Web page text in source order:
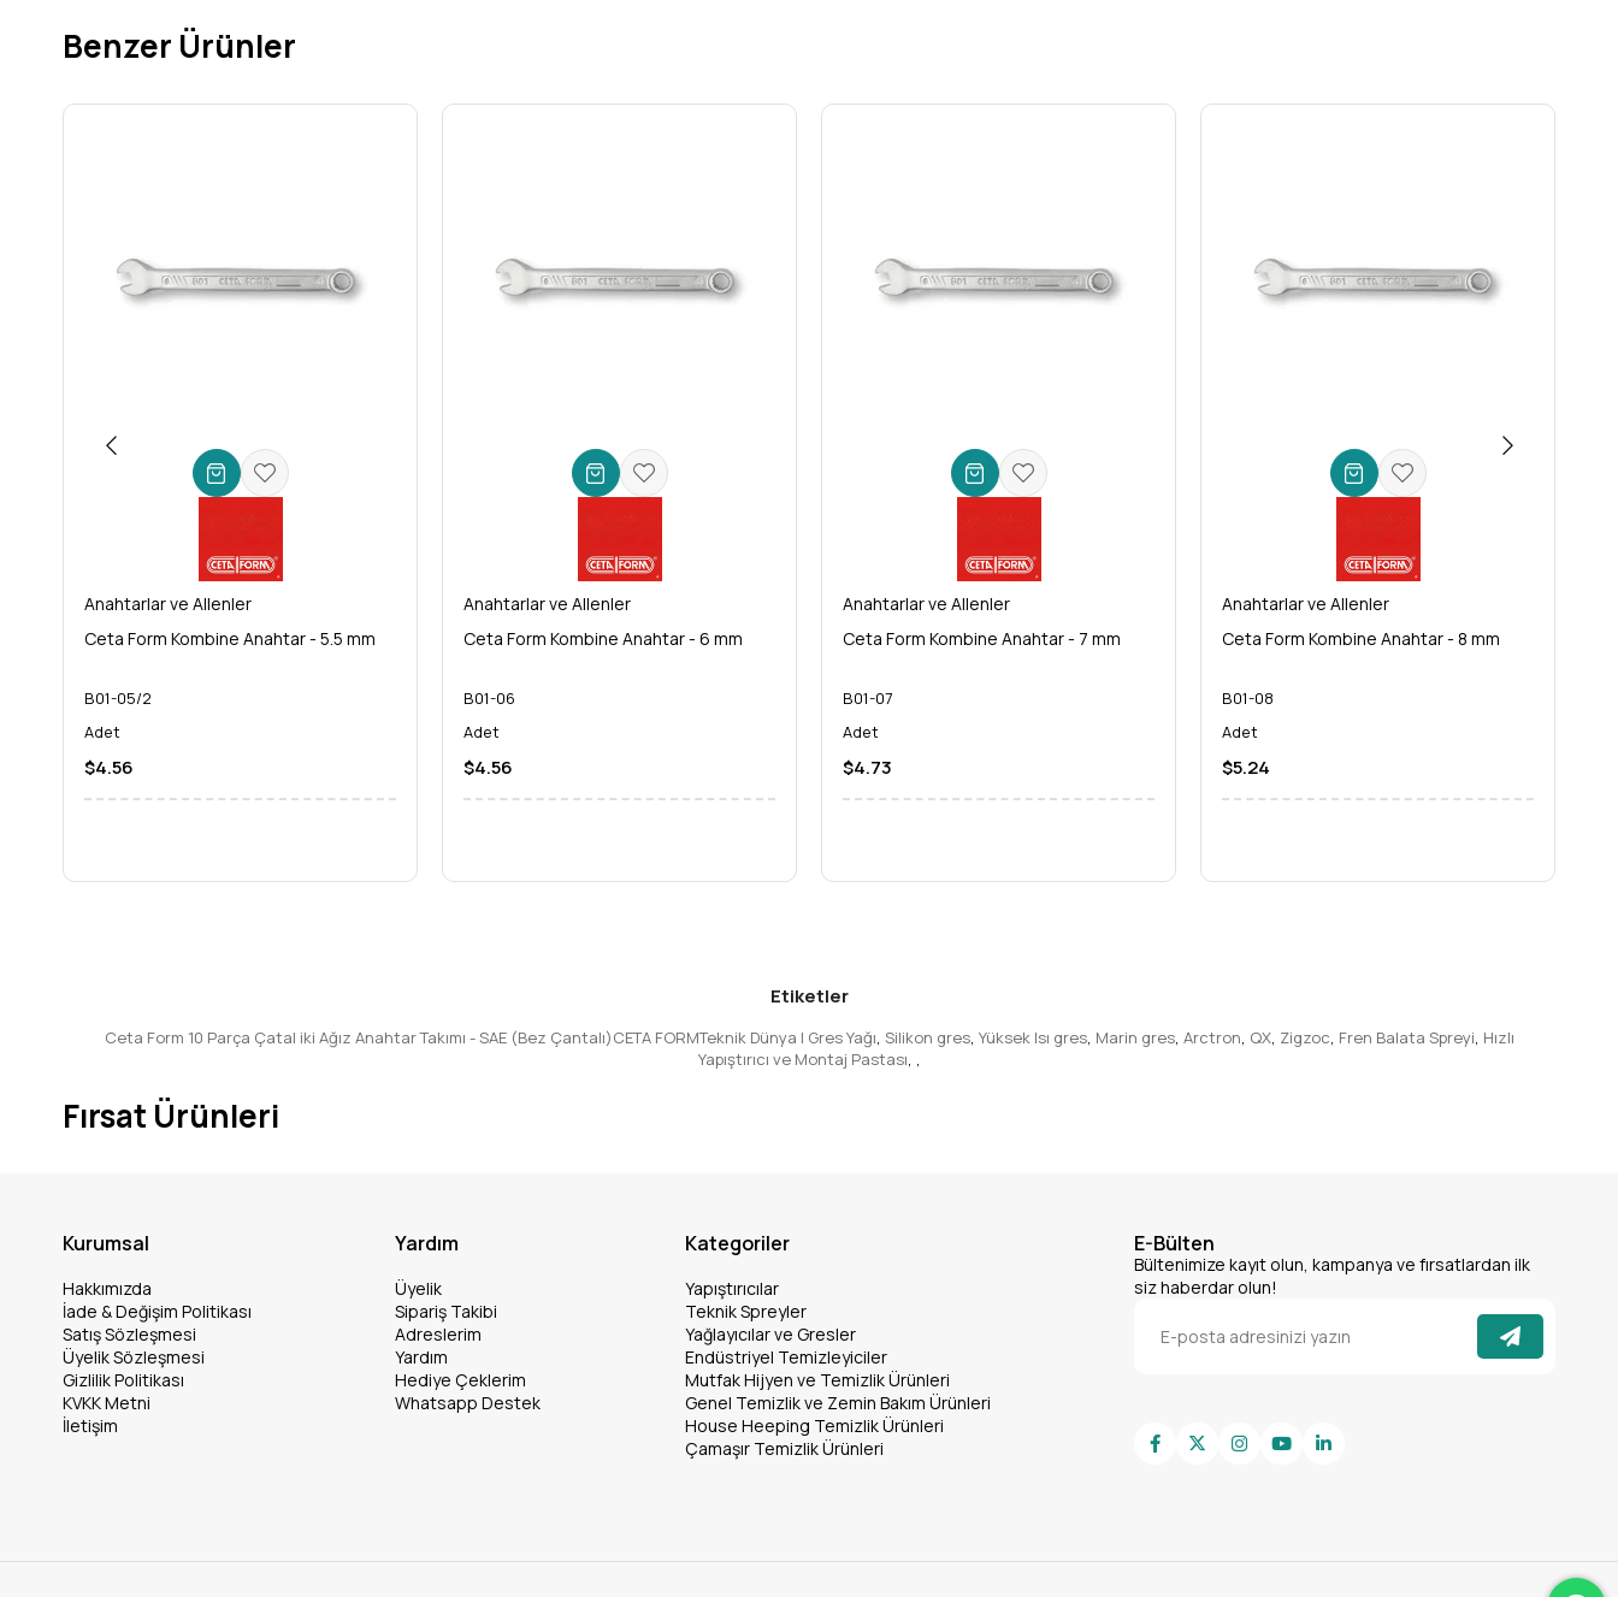
şekilde yapmanıza olanak tanır. Bir taraftaki anahtarın işe yaramadığı durumlarda, diğer tarafa geçiş yaparak anında çözüm bulabilirsiniz.
Yüksek Kaliteli Malzeme ve Ergonomi
anahtarların yüzeyi, daha iyi bir tutuş sağlayan ve korozyona karşı ekstra koruma sunan
özel kaplamaya
sahiptir. Ergonomik tasarımı sayesinde uzun süreli kullanımlarda bile el
Kimler İçin İdeal?
Otomotiv Tamircileri ve Mekanikerler: Amerikan araçlarının bakım ve onarımında vazgeçilmez. * Endüstriyel Bakım Ekipleri:SAE bağlantı elemanları kullanan makinelerin bakımı için
alet takımı değil, aynı zamanda işlerinizi daha kolay, hızlı ve güvenli yapmanızı sağlayacak bir çözüm sunuyor. Şimdi bu üstün performansa sahip sete yatırım yapın ve profesyonel işlerinizde
farkı hissedin!
Benzer Ürünler
Anahtarlar ve Allenler
Ceta Form Kombine Anahtar - 5.5 mm
B01-05/2
Adet
$4.56
Anahtarlar ve Allenler
Ceta Form Kombine Anahtar - 6 mm
B01-06
Adet
$4.56
Anahtarlar ve Allenler
Ceta Form Kombine Anahtar - 7 mm
B01-07
Adet
$4.73
Anahtarlar ve Allenler
Ceta Form Kombine Anahtar - 8 mm
B01-08
Adet
$5.24
Etiketler
Ceta Form 10 Parça Çatal iki Ağız Anahtar Takımı - SAE (Bez Çantalı)CETA FORMTeknik Dünya | Gres Yağı, Silikon gres, Yüksek Isı gres, Marin gres, Arctron, QX, Zigzoc, Fren Balata Spreyi, Hızlı
Yapıştırıcı ve Montaj Pastası, ,
Fırsat Ürünleri
Kurumsal
Hakkımızda
İade & Değişim Politikası
Satış Sözleşmesi
Üyelik Sözleşmesi
Gizlilik Politikası
KVKK Metni
İletişim
Yardım
Üyelik
Sipariş Takibi
Adreslerim
Yardım
Hediye Çeklerim
Whatsapp Destek
Kategoriler
Yapıştırıcılar
Teknik Spreyler
Yağlayıcılar ve Gresler
Endüstriyel Temizleyiciler
Mutfak Hijyen ve Temizlik Ürünleri
Genel Temizlik ve Zemin Bakım Ürünleri
House Heeping Temizlik Ürünleri
Çamaşır Temizlik Ürünleri
E-Bülten
Bültenimize kayıt olun, kampanya ve fırsatlardan ilk
siz haberdar olun!